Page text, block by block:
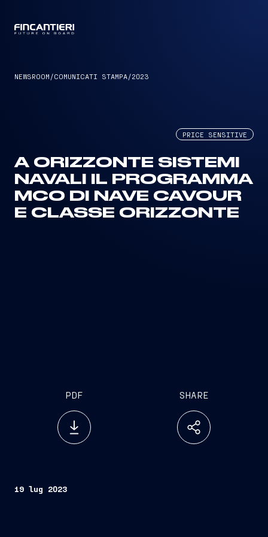
NEWSROOM /COMUNICATI STAMPA/2023
PRICE SENSITIVE
A ORIZZONTE SISTEMI
NAVALI IL PROGRAMMA
MCO DI NAVE CAVOUR
E CLASSE ORIZZONTE
PDF SHARE
19 lug 2023